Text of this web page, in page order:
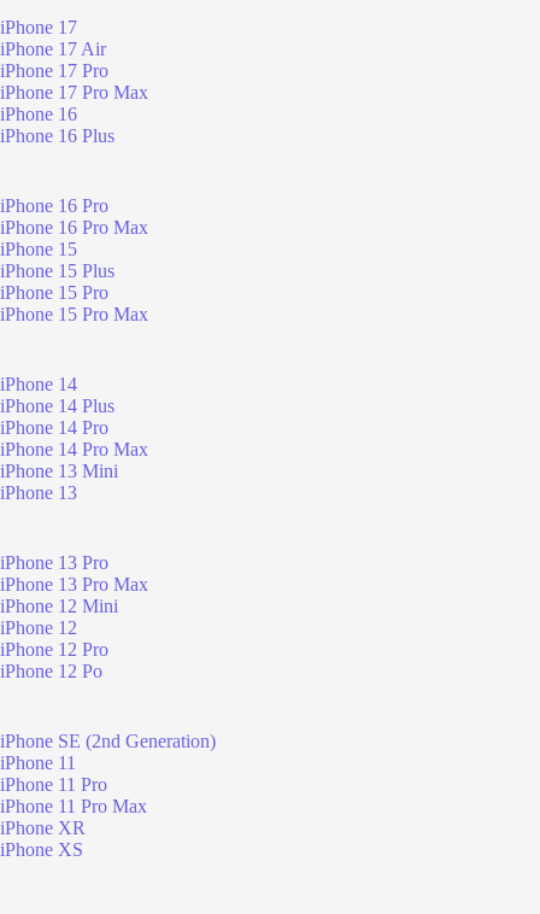
iPhone 17
iPhone 17 Air
iPhone 17 Pro
iPhone 17 Pro Max
iPhone 16
iPhone 16 Plus
iPhone 16 Pro
iPhone 16 Pro Max
iPhone 15
iPhone 15 Plus
iPhone 15 Pro
iPhone 15 Pro Max
iPhone 14
iPhone 14 Plus
iPhone 14 Pro
iPhone 14 Pro Max
iPhone 13 Mini
iPhone 13
iPhone 13 Pro
iPhone 13 Pro Max
iPhone 12 Mini
iPhone 12
iPhone 12 Pro
iPhone 12 Po
iPhone SE (2nd Generation)
iPhone 11
iPhone 11 Pro
iPhone 11 Pro Max
iPhone XR
iPhone XS